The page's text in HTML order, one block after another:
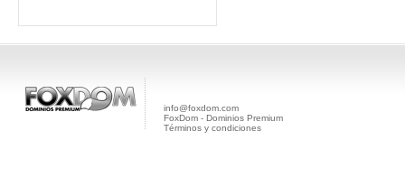
info@foxdom.com
FoxDom - Dominios Premium
Términos y condiciones